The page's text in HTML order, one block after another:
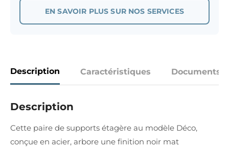
EN SAVOIR PLUS SUR NOS SERVICES
Description Caractéristiques Documents
Description
Cette paire de supports étagère au modèle Déco,
conçue en acier, arbore une finition noir mat